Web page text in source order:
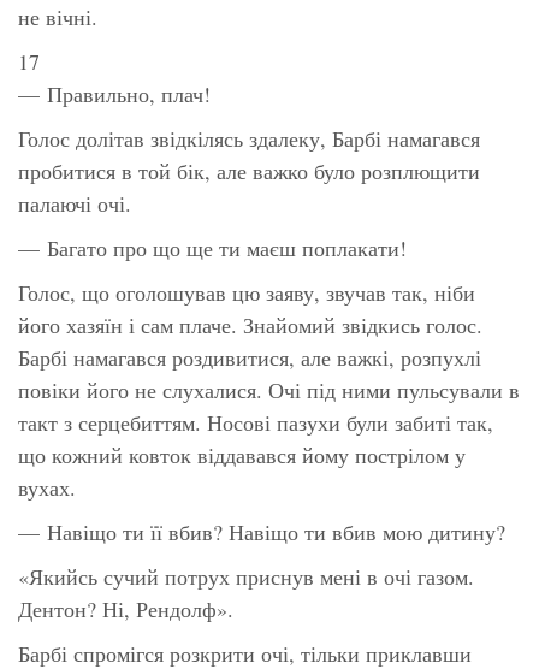
не вічні.
17
— Правильно, плач!
Голос долітав звідкілясь здалеку, Барбі намагався
пробитися в той бік, але важко було розплющити
палаючі очі.
— Багато про що ще ти маєш поплакати!
Голос, що оголошував цю заяву, звучав так, ніби
його хазяїн і сам плаче. Знайомий звідкись голос.
Барбі намагався роздивитися, але важкі, розпухлі
повіки його не слухалися. Очі під ними пульсували в
такт з серцебиттям. Носові пазухи були забиті так,
що кожний ковток віддавався йому пострілом у
вухах.
— Навіщо ти її вбив? Навіщо ти вбив мою дитину?
«Якийсь сучий потрух приснув мені в очі газом.
Дентон? Ні, Рендолф».
Барбі спромігся розкрити очі, тільки приклавши